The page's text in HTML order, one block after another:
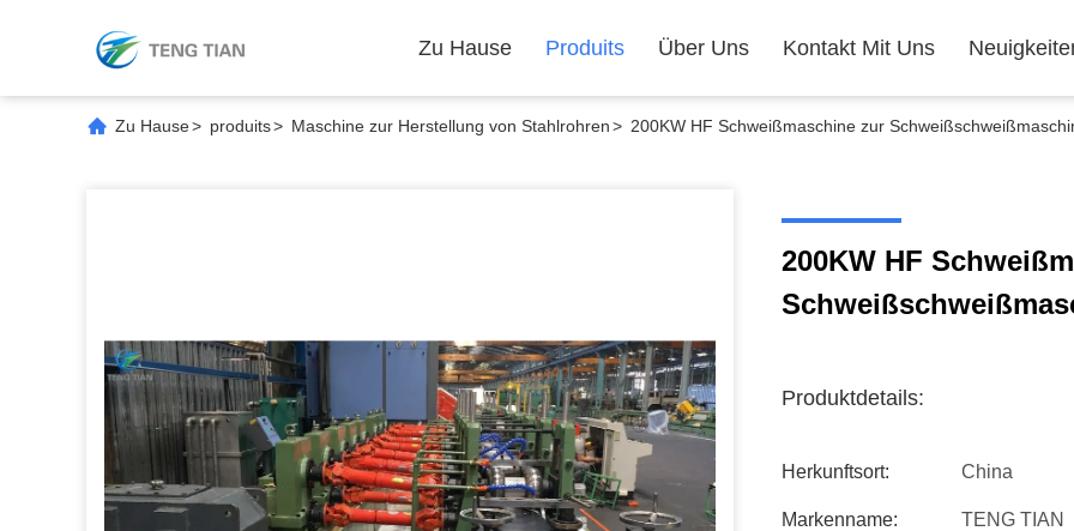
Zu Hause Produits Über Uns Kontakt Mit Uns
Zu Hause> produits> Maschine zur Herstellung von Stahlrohren> 200KW HF Schweißmaschine zur
200KW HF
Produktdetails:
Herkunftsort: China
Markenname: TENG TIAN